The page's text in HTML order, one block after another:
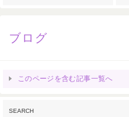
ブログ
このページを含む記事一覧へ
SEARCH